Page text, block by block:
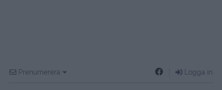
Prenumerera Logga in